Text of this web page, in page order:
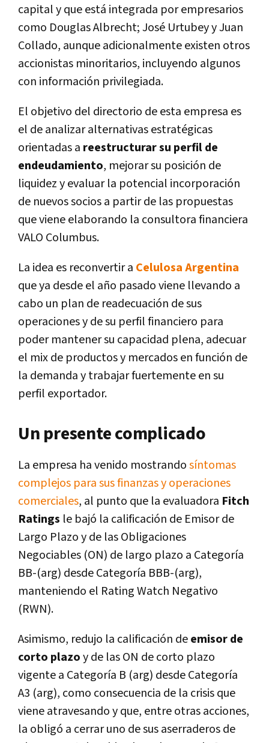
capital y que está integrada por empresarios
como Douglas Albrecht; José Urtubey y Juan
Collado, aunque adicionalmente existen otros
accionistas minoritarios, incluyendo algunos
con información privilegiada.
El objetivo del directorio de esta empresa es
el de analizar alternativas estratégicas
orientadas a reestructurar su perfil de
endeudamiento, mejorar su posición de
liquidez y evaluar la potencial incorporación
de nuevos socios a partir de las propuestas
que viene elaborando la consultora financiera
VALO Columbus.
La idea es reconvertir a Celulosa Argentina
que ya desde el año pasado viene llevando a
cabo un plan de readecuación de sus
operaciones y de su perfil financiero para
poder mantener su capacidad plena, adecuar
el mix de productos y mercados en función de
la demanda y trabajar fuertemente en su
perfil exportador.
Un presente complicado
La empresa ha venido mostrandosíntomas
complejos para sus finanzas y operaciones
comerciales, al punto que la evaluadora Fitch
Ratings le bajó la calificación de Emisor de
Largo Plazo y de las Obligaciones
Negociables (ON) de largo plazo a Categoría
BB-(arg) desde Categoría BBB-(arg),
manteniendo el Rating Watch Negativo
(RWN).
Asimismo, redujo la calificación deemisor de
corto plazoy de las ON de corto plazo
vigente a Categoría B (arg) desde Categoría
A3 (arg), como consecuencia de la crisis que
viene atravesando y que, entre otras acciones,
la obligó a cerrar uno de sus aserraderos de